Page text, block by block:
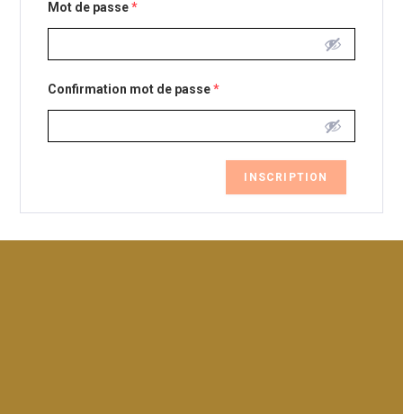
Mot de passe*
Confirmation mot de passe*
INSCRIPTION